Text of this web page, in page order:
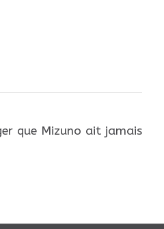
que Mizuno ait jamais